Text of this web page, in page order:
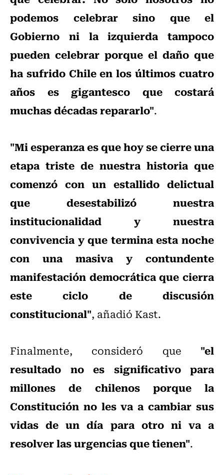
podemos celebrar sino que el
Gobierno ni la izquierda tampoco
pueden celebrar porque el daño que
ha sufrido Chile en los últimos cuatro
años es gigantesco que costará
muchas décadas repararlo".
"Mi esperanza es que hoy se cierre una
etapa triste de nuestra historia que
comenzó con un estallido delictual
que desestabilizó nuestra
institucionalidad y nuestra
convivencia y que termina esta noche
con una masiva y contundente
manifestación democrática que cierra
este ciclo de discusión
constitucional", añadió Kast.
Finalmente, consideró que "el
resultado no es significativo para
millones de chilenos porque la
Constitución no les va a cambiar sus
vidas de un día para otro ni va a
resolver las urgencias que tienen".